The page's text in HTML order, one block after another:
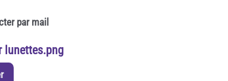
par mail
lunettes.png